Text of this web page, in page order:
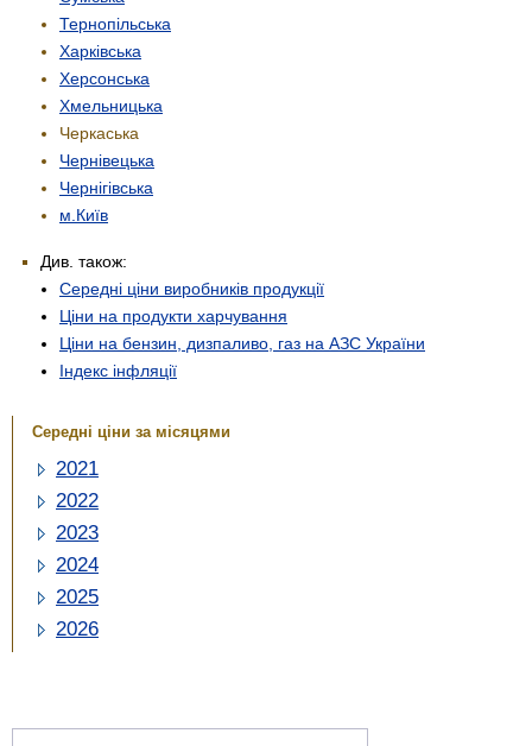
Тернопільська
Харківська
Херсонська
Хмельницька
Черкаська
Чернівецька
Чернігівська
м.Київ
Див. також:
Середні ціни виробників продукції
Ціни на продукти харчування
Ціни на бензин, дизпаливо, газ на АЗС України
Індекс інфляції
Середні ціни за місяцями
2021
2022
2023
2024
2025
2026